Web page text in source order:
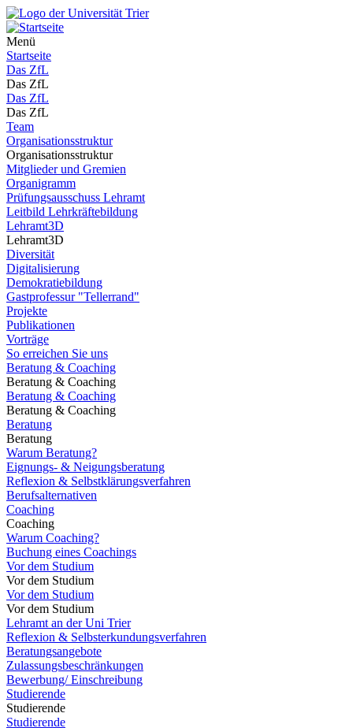
Menü
Startseite
Das ZfL
Das ZfL
Das ZfL
Das ZfL
Team
Organisationsstruktur
Organisationsstruktur
Mitglieder und Gremien
Organigramm
Prüfungsausschuss Lehramt
Leitbild Lehrkräftebildung
Lehramt3D
Lehramt3D
Diversität
Digitalisierung
Demokratiebildung
Gastprofessur "Tellerrand"
Projekte
Publikationen
Vorträge
So erreichen Sie uns
Beratung & Coaching
Beratung & Coaching
Beratung & Coaching
Beratung & Coaching
Beratung
Beratung
Warum Beratung?
Eignungs- & Neigungsberatung
Reflexion & Selbstklärungsverfahren
Berufsalternativen
Coaching
Coaching
Warum Coaching?
Buchung eines Coachings
Vor dem Studium
Vor dem Studium
Vor dem Studium
Vor dem Studium
Lehramt an der Uni Trier
Reflexion & Selbsterkundungsverfahren
Beratungsangebote
Zulassungsbeschränkungen
Bewerbung/ Einschreibung
Studierende
Studierende
Studierende